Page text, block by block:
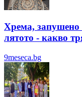
Хрема, запушено
лятотo - какво
9meseca.bg